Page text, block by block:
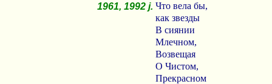
1961, 1992 j. Что вела бы,
как звезды
В сиянии
Млечном,
Возвещая
О Чистом,
Прекрасном